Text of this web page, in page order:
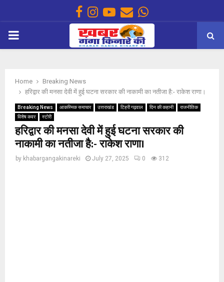
Facebook
Instagram
Youtube
EmailWhatsapp
PRIMARY
Home
Breaking News
हरिद्वार की मनसा देवी में हुई घटना सरकार की नाकामी का नतीजा है:- राकेश राणा।
Breaking News आकस्मिक समाचार उत्तराखंड टिहरी गढ़वाल दिन की कहानी
राजनीतिक
विशेष कवर
स्टोरी
हरिद्वार की मनसा देवी में हुई घटना सरकार की
नाकामी का नतीजा है:- राकेश राणा।
by khabargangakinareki July 27, 2025 0 312